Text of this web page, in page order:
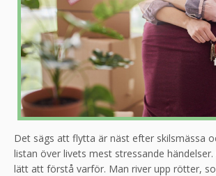
Det sägs att flytta är näst efter skilsmässa
listan över livets mest stressande
lätt att förstå varför. Man river upp rötter,